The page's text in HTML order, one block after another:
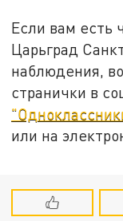
Если вам есть
Царьград
наблюдения,
странички в
или на